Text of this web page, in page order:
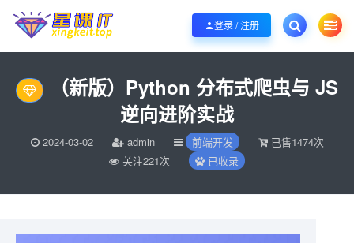
欢迎您光临酷学it，本站秉承服务宗旨 履行“站长”责任，销售只是起点 服务永无
登录 / 注册
（新版）Python 分布式爬虫与 JS
逆向进阶实战
2024-03-02 admin 前端开发
已售1474次
关注221次
已收录